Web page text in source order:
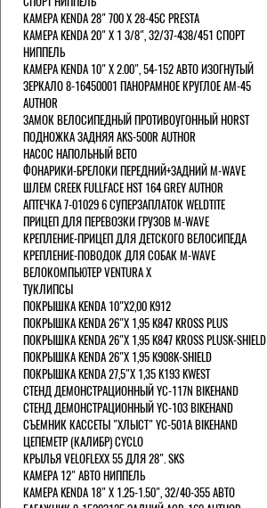
КАМЕРА KENDA 28" 700 Х 28-45С PRESTA
КАМЕРА KENDA 20" Х 1 3/8", 32/37-438/451 СПОРТ
НИППЕЛЬ
КАМЕРА KENDA 10" Х 2.00", 54-152 АВТО ИЗОГНУТЫЙ
ЗЕРКАЛО 8-16450001 ПАНОРАМНОЕ КРУГЛОЕ AM-45
AUTHOR
ЗАМОК ВЕЛОСИПЕДНЫЙ ПРОТИВОУГОННЫЙ HORST
ПОДНОЖКА ЗАДНЯЯ AKS-500R AUTHOR
НАСОС НАПОЛЬНЫЙ BETO
ФОНАРИКИ-БРЕЛОКИ ПЕРЕДНИЙ+ЗАДНИЙ M-WAVE
ШЛЕМ CREEK FULLFACE HST 164 GREY AUTHOR
АПТЕЧКА 7-01029 6 СУПЕРЗАПЛАТОК WELDTITE
ПРИЦЕП ДЛЯ ПЕРЕВОЗКИ ГРУЗОВ M-WAVE
КРЕПЛЕНИЕ-ПРИЦЕП ДЛЯ ДЕТСКОГО ВЕЛОСИПЕДА
КРЕПЛЕНИЕ-ПОВОДОК ДЛЯ СОБАК M-WAVE
ВЕЛОКОМПЬЮТЕР VENTURA Х
ТУКЛИПСЫ
ПОКРЫШКА KENDA 10"Х2,00 K912
ПОКРЫШКА KENDA 26"Х 1,95 K847 KROSS PLUS
ПОКРЫШКА KENDA 26"Х 1,95 K847 KROSS PLUSK-SHIELD
ПОКРЫШКА KENDA 26"Х 1,95 K908K-SHIELD
ПОКРЫШКА KENDA 27,5"Х 1,35 K193 KWEST
СТЕНД ДЕМОНСТРАЦИОННЫЙ YC-117N BIKEHAND
СТЕНД ДЕМОНСТРАЦИОННЫЙ YC-103 BIKEHAND
СЪЕМНИК КАССЕТЫ "ХЛЫСТ" YC-501A BIKEHAND
ЦЕПЕМЕТР (КАЛИБР) CYCLO
КРЫЛЬЯ VELOFLEXX 55 ДЛЯ 28". SKS
КАМЕРА 12" АВТО НИППЕЛЬ
КАМЕРА KENDA 18" Х 1.25-1.50", 32/40-355 АВТО